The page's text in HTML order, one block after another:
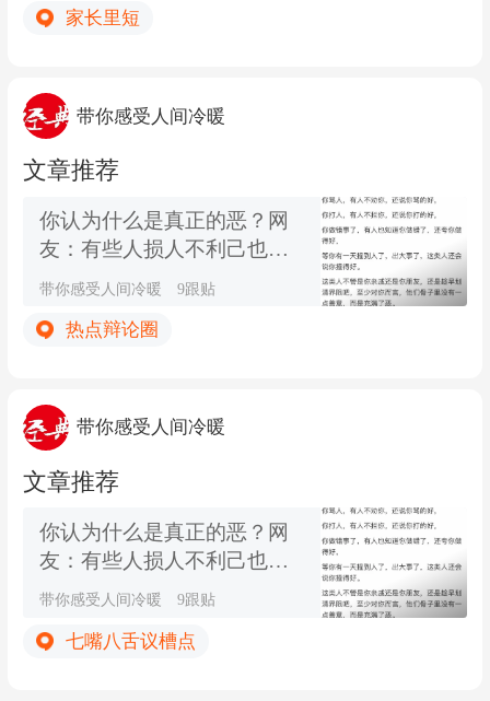
家长里短
带你感受人间冷暖
文章推荐
你认为什么是真正的恶？网
友：有些人损人不利己也要
损人，就是看不惯你
带你感受人间冷暖 9跟贴
热点辩论圈
带你感受人间冷暖
文章推荐
你认为什么是真正的恶？网
友：有些人损人不利己也要
损人，就是看不惯你
带你感受人间冷暖 9跟贴
七嘴八舌议槽点